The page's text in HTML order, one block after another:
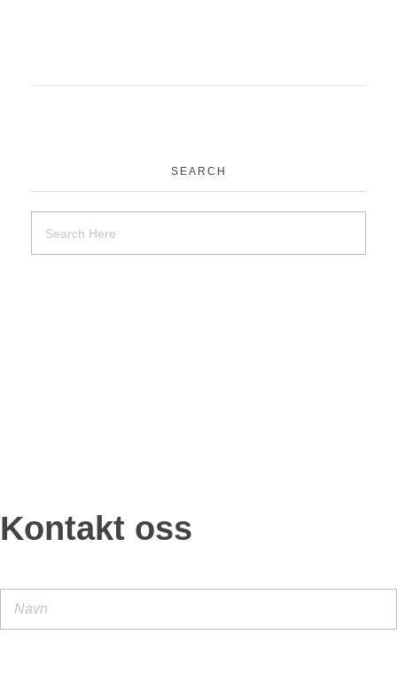
SEARCH
Kontakt oss